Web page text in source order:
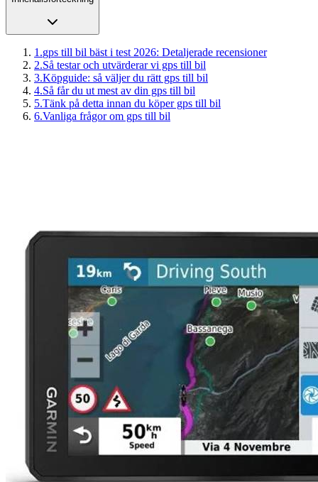
1 .gps till bil bäst i test 2026: Detaljerade recensioner
2.Så testar och utvärderar vi gps till bil
3.Köpguide: så väljer du rätt gps till bil
4.Så får du ut mest av din gps till bil
5.Tänk på detta innan du köper gps till bil
6.Vanliga frågor om gps till bil